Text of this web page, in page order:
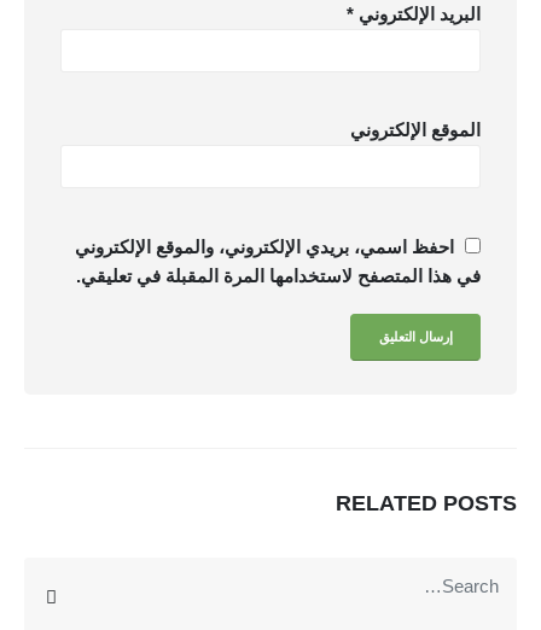
البريد الإلكتروني *
الموقع الإلكتروني
احفظ اسمي، بريدي الإلكتروني، والموقع الإلكتروني
في هذا المتصفح لاستخدامها المرة المقبلة في تعليقي.
RELATED POSTS
متعدد اللغات , الربط مع الرسائل والبريد الإليكتروني...